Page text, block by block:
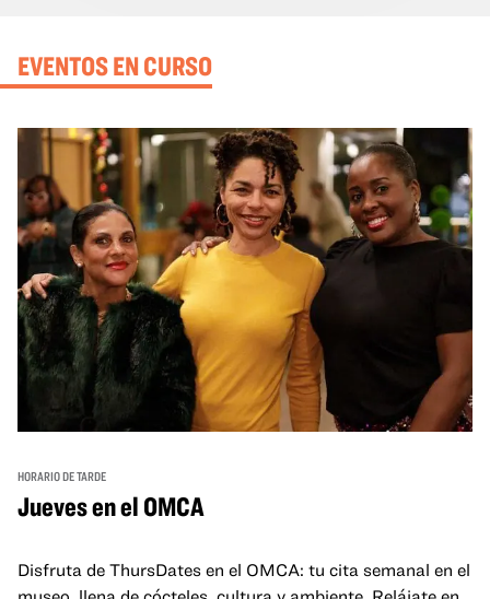
EVENTOS EN CURSO
HORARIO DE TARDE
Jueves en el OMCA
Disfruta de ThursDates en el OMCA: tu cita semanal en el